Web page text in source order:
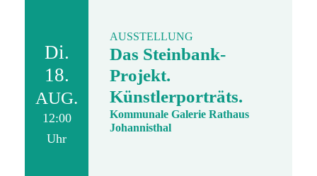
Di.
18.
AUG.
12:00
Uhr
AUSSTELLUNG
Das Steinbank-
Projekt.
Künstlerporträts.
Kommunale Galerie Rathaus
Johannisthal